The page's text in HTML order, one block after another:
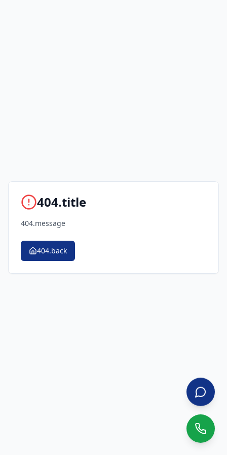
404.title
404.message
404.back